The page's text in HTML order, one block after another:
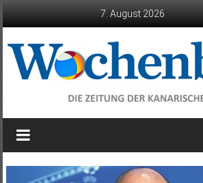
7. August 2026
Wochenblatt
die